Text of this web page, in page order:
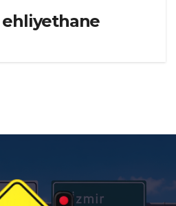
ehliyethane